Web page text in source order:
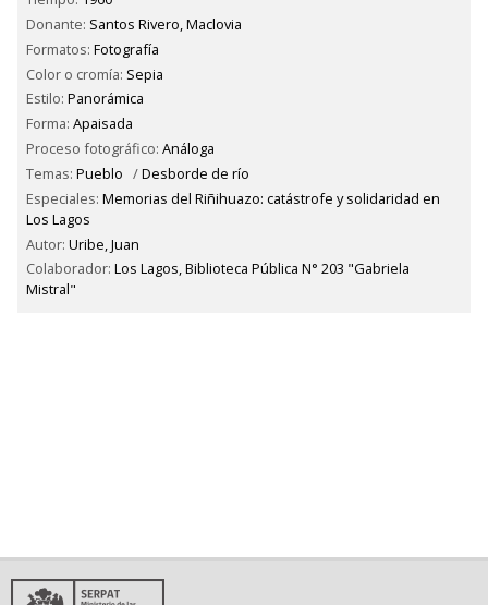
Donante: Santos Rivero, Maclovia
Formatos: Fotografía
Color o cromía: Sepia
Estilo: Panorámica
Forma: Apaisada
Proceso fotográfico: Análoga
Temas: Pueblo /Desborde de río
Especiales: Memorias del Riñihuazo: catástrofe y solidaridad en
Los Lagos
Autor: Uribe, Juan
Colaborador: Los Lagos, Biblioteca Pública N° 203 "Gabriela
Mistral"